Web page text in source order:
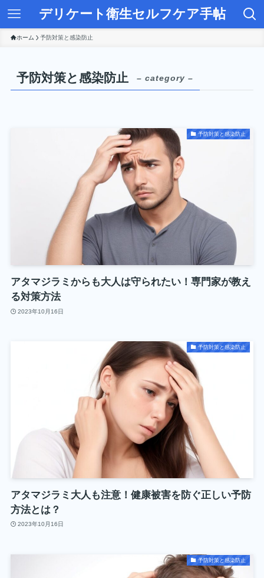
デリケート衛生セルフケア手帖
ホーム 予防対策と感染防止
予防対策と感染防止 – category –
予防対策と感染防止
アタマジラミからも大人は守られたい！専門家が教え
る対策方法
2023年10月16日
予防対策と感染防止
アタマジラミ大人も注意！健康被害を防ぐ正しい予防
方法とは？
2023年10月16日
予防対策と感染防止